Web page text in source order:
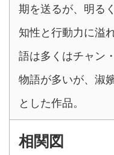
期を送るが、明る
知性と行動力に溢
語は多くはチャン
物語が多いが、淑
とした作品。
相関図